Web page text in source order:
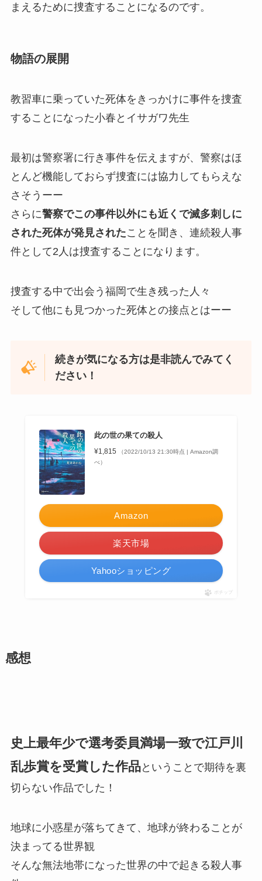
まえるために捜査することになるのです。
物語の展開
教習車に乗っていた死体をきっかけに事件を捜査
することになった小春とイサガワ先生
最初は警察署に行き事件を伝えますが、警察はほ
とんど機能しておらず捜査には協力してもらえな
さそうーー
さらに警察でこの事件以外にも近くで滅多刺しに
された死体が発見されたことを聞き、連続殺人事
件として2人は捜査することになります。
捜査する中で出会う福岡で生き残った人々
そして他にも見つかった死体との接点とはーー
続きが気になる方は是非読んでみてく
ださい！
此の世の果ての殺人
¥1,815
（2022/10/13 21:30時点 | Amazon調
べ）
Amazon
楽天市場
Yahooショッピング
ポチップ
感想
史上最年少で選考委員満場一致で江戸川
乱歩賞を受賞した作品ということで期待を裏
切らない作品でした！
地球に小惑星が落ちてきて、地球が終わることが
決まってる世界観
そんな無法地帯になった世界の中で起きる殺人事